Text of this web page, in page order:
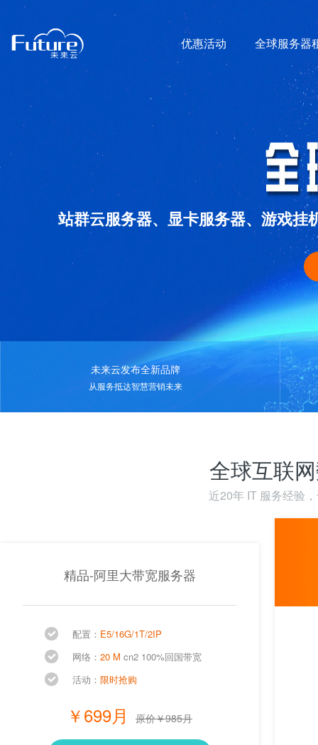
优惠活动 全球服务器
站群云服务器、显卡服务器、游戏
未来云发布全新品牌
从服务抵达智慧营销未来
全球互联
近20年 IT 服务经验
精品-阿里大带宽服务器
配置： E5/16G/1T/2IP
网络： 20 M cn2 100%回国带宽
活动： 限时抢购
￥699月 原价￥985月